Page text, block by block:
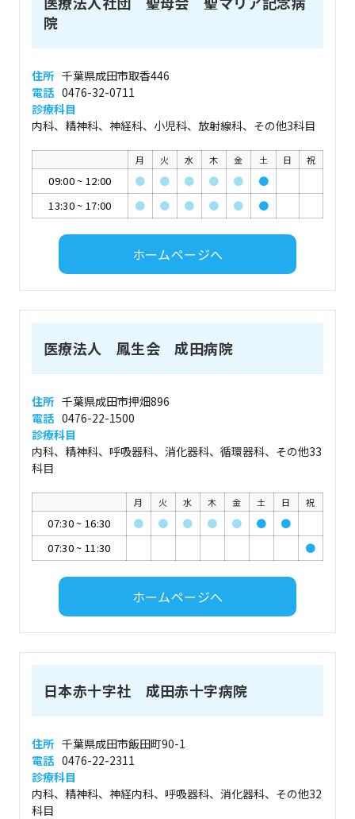
院
住所 千葉県成田市取香446
電話 0476-32-0711
診療科目
内科、精神科、神経科、小児科、放射線科、その他3科目
月 火 水 木 金 土 日 祝
09:00~ 12:00 ● ● ● ● ●
●
13:30~ 17:00 ● ● ● ● ● ●
ホームページへ
医療法人 鳳生会 成田病院
住所 千葉県成田市押畑896
電話 0476-22-1500
診療科目
内科、精神科、呼吸器科、消化器科、循環器科、その他33
科目
月 火 水 木 金 土 日 祝
07:30~ 16:30 ● ● ● ● ● ●
●
07:30~ 11:30 ●
ホームページへ
日本赤十字社 成田赤十字病院
住所 千葉県成田市飯田町90-1
電話 0476-22-2311
診療科目
内科、精神科、神経内科、呼吸器科、消化器科、その他32
科目